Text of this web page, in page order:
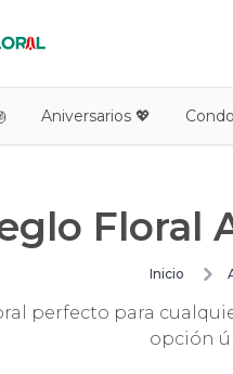
Aniversarios 💖
Floral
Inicio
perfecto para
opción